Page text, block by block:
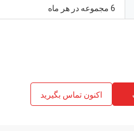
6 مجموعه در هر ماه
اکنون تماس بگیرید